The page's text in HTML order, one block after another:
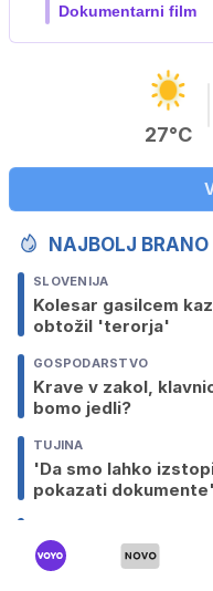
V živo na VOYO:
27°C
NAJBOLJ BRANO
SLOVENIJA
Kolesar gasilcem
obtožil 'terorja'
GOSPODARSTVO
Krave v zakol,
bomo jedli?
TUJINA
'Da smo lahko
pokazati dokumente'
Soča ponekod